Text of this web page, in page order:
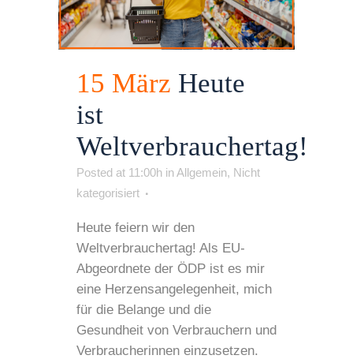
15 März Heute
ist
Weltverbrauchertag!
Posted at 11:00h inAllgemein, Nicht
kategorisiert
Heute feiern wir den
Weltverbrauchertag! Als EU-
Abgeordnete der ÖDP ist es mir
eine Herzensangelegenheit, mich
für die Belange und die
Gesundheit von Verbrauchern und
Verbraucherinnen einzusetzen.